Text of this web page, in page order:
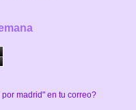
madrid" en tu correo?